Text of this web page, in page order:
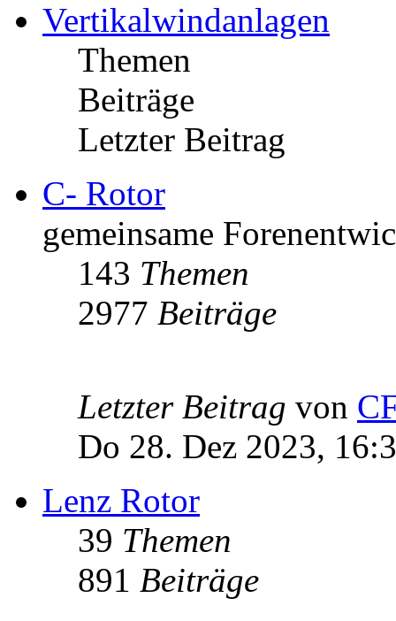
Vertikalwindanlagen
Themen
Beiträge
Letzter Beitrag
C- Rotor
gemeinsame
143 Themen
2977 Beiträge
Letzter Beitrag von
Do 28. Dez 2023,
Lenz Rotor
39 Themen
891 Beiträge